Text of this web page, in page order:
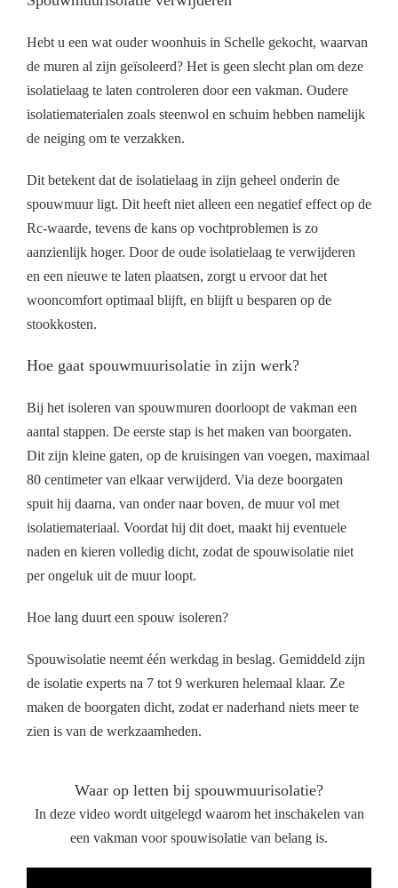
Hebt u een wat ouder woonhuis in Schelle gekocht, waarvan
de muren al zijn geïsoleerd? Het is geen slecht plan om deze
isolatielaag te laten controleren door een vakman. Oudere
isolatiematerialen zoals steenwol en schuim hebben namelijk
de neiging om te verzakken.
Dit betekent dat de isolatielaag in zijn geheel onderin de
spouwmuur ligt. Dit heeft niet alleen een negatief effect op de
Rc-waarde, tevens de kans op vochtproblemen is zo
aanzienlijk hoger. Door de oude isolatielaag te verwijderen
en een nieuwe te laten plaatsen, zorgt u ervoor dat het
wooncomfort optimaal blijft, en blijft u besparen op de
stookkosten.
Hoe gaat spouwmuurisolatie in zijn werk?
Bij het isoleren van spouwmuren doorloopt de vakman een
aantal stappen. De eerste stap is het maken van boorgaten.
Dit zijn kleine gaten, op de kruisingen van voegen, maximaal
80 centimeter van elkaar verwijderd. Via deze boorgaten
spuit hij daarna, van onder naar boven, de muur vol met
isolatiemateriaal. Voordat hij dit doet, maakt hij eventuele
naden en kieren volledig dicht, zodat de spouwisolatie niet
per ongeluk uit de muur loopt.
Hoe lang duurt een spouw isoleren?
Spouwisolatie neemt één werkdag in beslag. Gemiddeld zijn
de isolatie experts na 7 tot 9 werkuren helemaal klaar. Ze
maken de boorgaten dicht, zodat er naderhand niets meer te
zien is van de werkzaamheden.
Waar op letten bij spouwmuurisolatie?
In deze video wordt uitgelegd waarom het inschakelen van
een vakman voor spouwisolatie van belang is.